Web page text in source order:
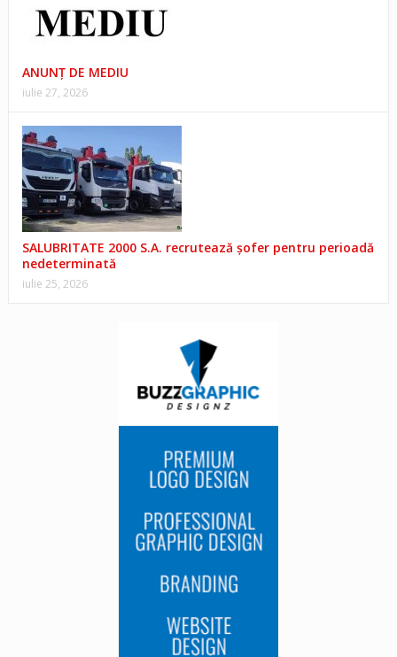
ANUNŢ DE MEDIU
iulie 27, 2026
SALUBRITATE 2000 S.A. recrutează șofer pentru perioadă
nedeterminată
iulie 25, 2026